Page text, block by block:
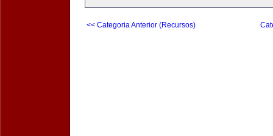
<< Categoria Anterior (Recursos)